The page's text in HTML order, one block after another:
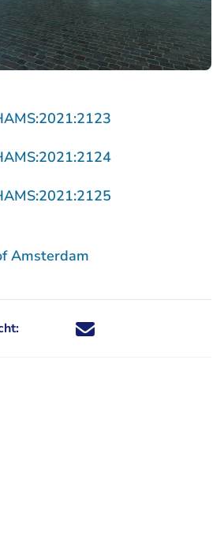
- U verlaat
Amsterdam
Deel dit nieuwsbericht via X -
Deel dit nieuwsbericht via
Deel dit nieuwsbericht
Deel dit